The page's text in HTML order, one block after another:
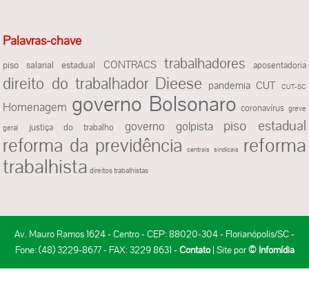
Palavras-chave
piso salarial estadual CONTRACS trabalhadores aposentadoria
direito do trabalhador Dieese pandemia CUT CUT-SC
Homenagem governo Bolsonaro coronavírus greve
geral
justiça do trabalho governo golpista piso estadual
reforma da previdência centrais sindicais
reforma
trabalhista direitos trabalhistas
Av. Mauro Ramos 1624 - Centro - CEP: 88020-304 - Florianópolis/SC -
Fone: (48) 3229-8677 - FAX: 3229 8631 -Contato| Site por© Infomídia